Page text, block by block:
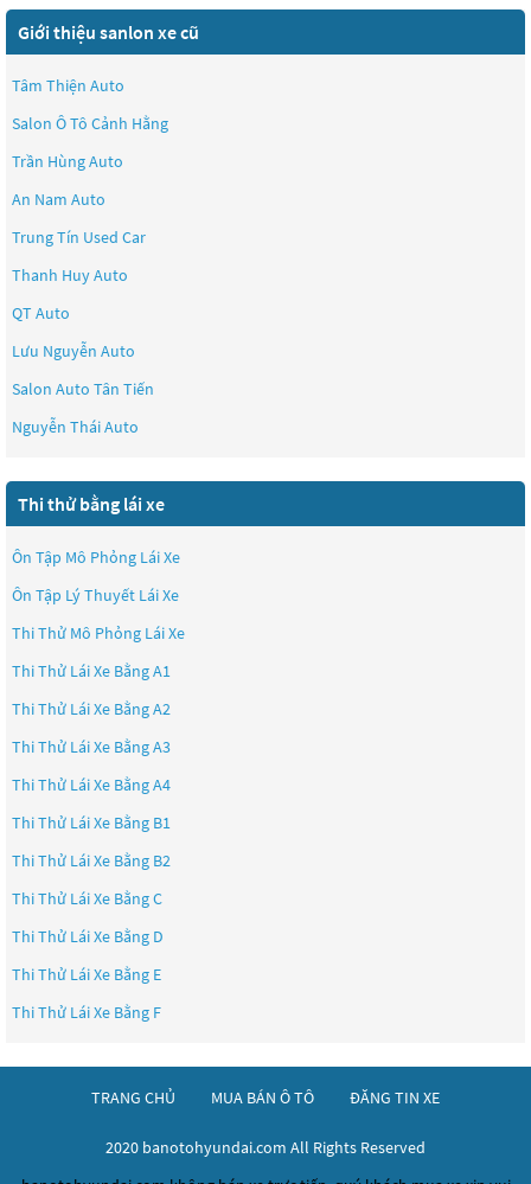
Giới thiệu sanlon xe cũ
Tâm Thiện Auto
Salon Ô Tô Cảnh Hằng
Trần Hùng Auto
An Nam Auto
Trung Tín Used Car
Thanh Huy Auto
QT Auto
Lưu Nguyễn Auto
Salon Auto Tân Tiến
Nguyễn Thái Auto
Thi thử bằng lái xe
Ôn Tập Mô Phỏng Lái Xe
Ôn Tập Lý Thuyết Lái Xe
Thi Thử Mô Phỏng Lái Xe
Thi Thử Lái Xe Bằng A1
Thi Thử Lái Xe Bằng A2
Thi Thử Lái Xe Bằng A3
Thi Thử Lái Xe Bằng A4
Thi Thử Lái Xe Bằng B1
Thi Thử Lái Xe Bằng B2
Thi Thử Lái Xe Bằng C
Thi Thử Lái Xe Bằng D
Thi Thử Lái Xe Bằng E
Thi Thử Lái Xe Bằng F
TRANG CHỦ MUA BÁN Ô TÔ ĐĂNG TIN XE
2020 banotohyundai.com All Rights Reserved